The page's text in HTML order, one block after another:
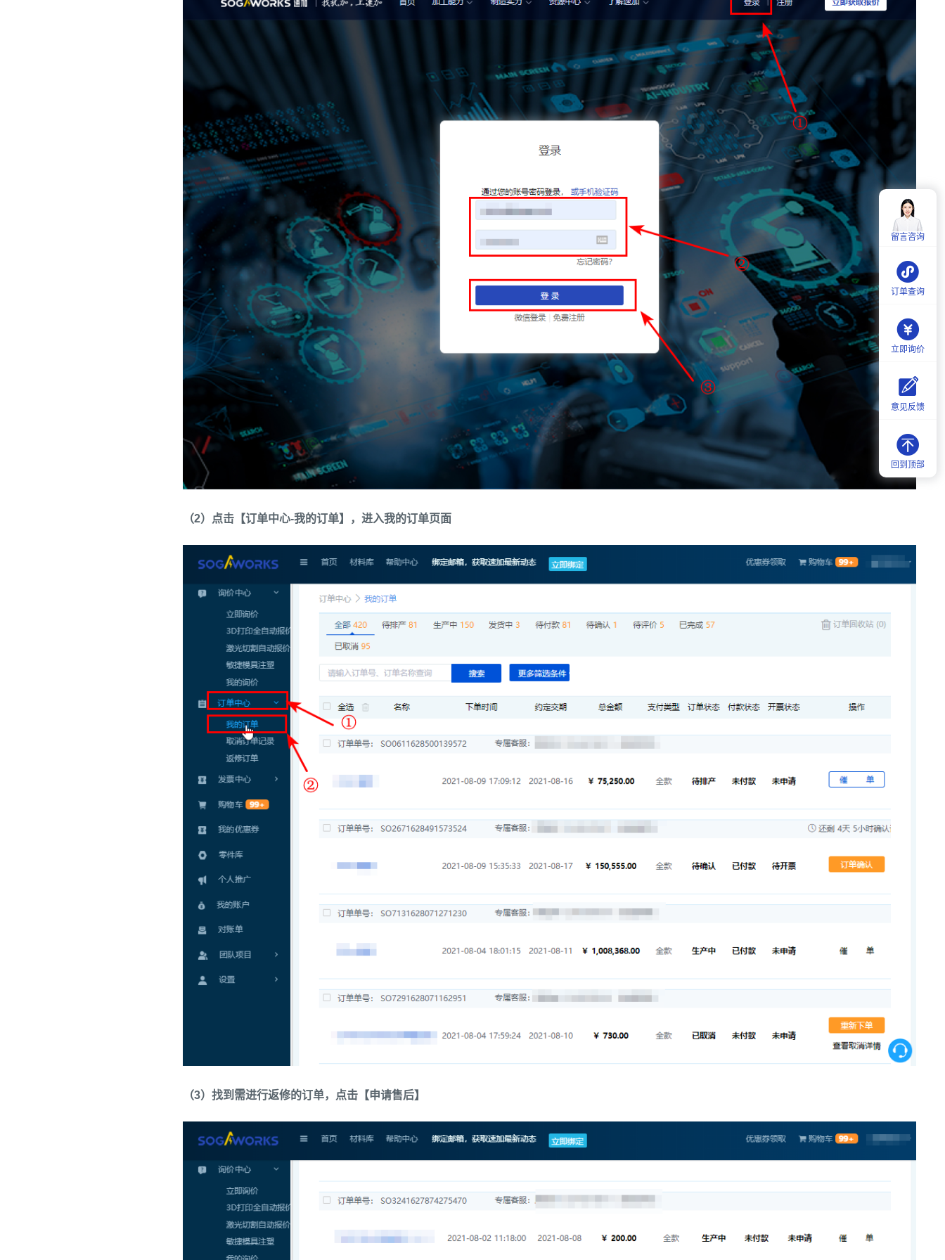
留言咨询
订单查询
立即询价
意见反馈
回到顶部
客服热线：
4006-857-057
服务时间：
周一至周五：
9:00-18:00
周六：
9:30-18:00
（2）点击【订单中心-我的订单】，进入我的订单页面
（3）找到需进行返修的订单，点击【申请售后】